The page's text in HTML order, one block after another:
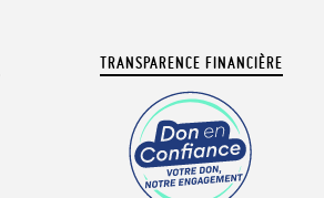
TRANSPARENCE FINANCIÈRE